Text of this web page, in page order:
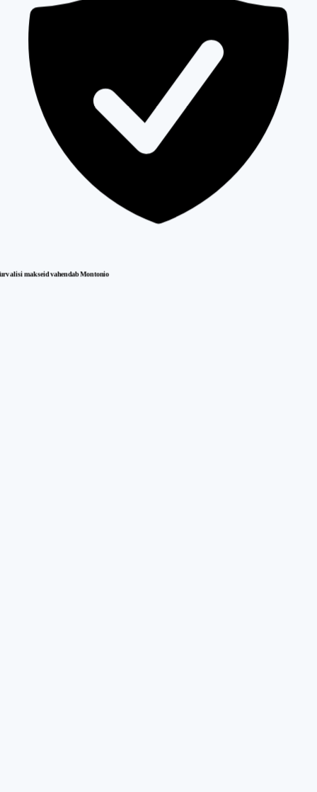
makseid vahendab Montonio